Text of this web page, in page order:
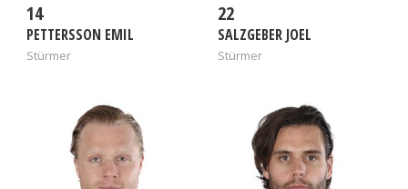
14
PETTERSSON EMIL
Stürmer
22
SALZGEBER JOEL
Stürmer